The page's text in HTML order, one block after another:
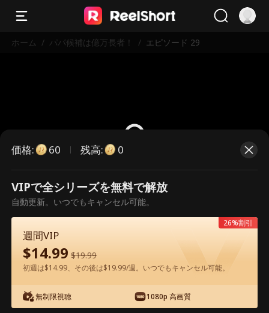
ホーム / パパ候補は億万長者！ / エピソード 29
こちらは有料のエピソードです。視
聴いただくには解放が必要です。
アプリ内で無料視聴可能
価格: 60 残高: 0
VIPで全シリーズを無料で解放
自動更新。いつでもキャンセル可能。
週間VIP
$14.99 $19.99
初週は$14.99、その後は$19.99/週。いつでもキャンセル可能。
無制限視聴 1080p 高画質
26%割引